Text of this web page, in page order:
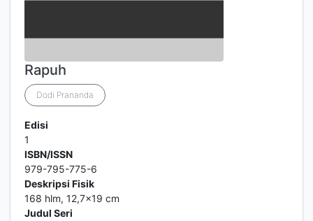
Rapuh
Dodi Prananda
Edisi
1
ISBN/ISSN
979-795-775-6
Deskripsi Fisik
168 hlm, 12,7x19 cm
Judul Seri